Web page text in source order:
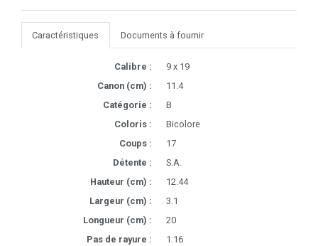
Caractéristiques Documents à fournir
Calibre :
9 x 19
Canon (cm) :
11.4
Catégorie :
B
Coloris :
Bicolore
Coups :
17
Détente :
S.A.
Hauteur (cm) :
12.44
Largeur (cm) :
3.1
Longueur (cm) :
20
Pas de rayure :
1:16